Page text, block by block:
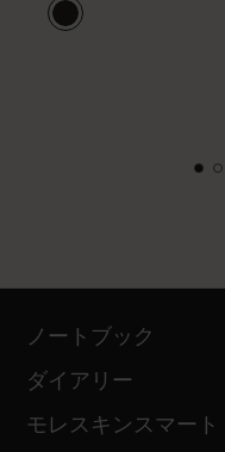
ノートブック
ダイアリー
モレスキンスマート